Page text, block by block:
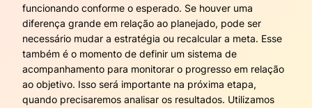
funcionando conforme o esperado. Se houver uma
diferença grande em relação ao planejado, pode ser
necessário mudar a estratégia ou recalcular a meta. Esse
também é o momento de definir um sistema de
acompanhamento para monitorar o progresso em relação
ao objetivo. Isso será importante na próxima etapa,
quando precisaremos analisar os resultados. Utilizamos